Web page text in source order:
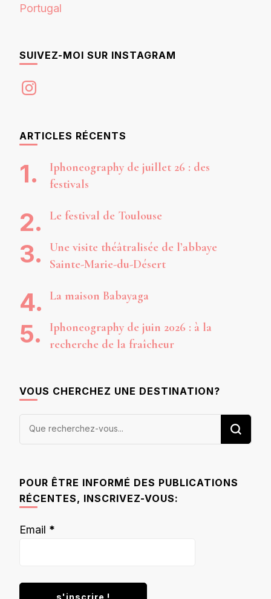
Portugal
SUIVEZ-MOI SUR INSTAGRAM
Instagram
ARTICLES RÉCENTS
Iphoneography de juillet 26 : des
festivals
Le festival de Toulouse
Une visite théâtralisée de l’abbaye
Sainte-Marie-du-Désert
La maison Babayaga
Iphoneography de juin 2026 : à la
recherche de la fraîcheur
VOUS CHERCHEZ UNE DESTINATION?
Vous
POUR ÊTRE INFORMÉ DES PUBLICATIONS
RÉCENTES, INSCRIVEZ-VOUS:
Email *